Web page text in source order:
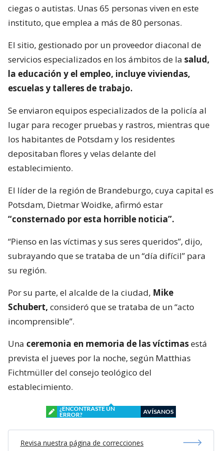
ciegas o autistas. Unas 65 personas viven en este
instituto, que emplea a más de 80 personas.
El sitio, gestionado por un proveedor diaconal de
servicios especializados en los ámbitos de la salud,
la educación y el empleo, incluye viviendas,
escuelas y talleres de trabajo.
Se enviaron equipos especializados de la policía al
lugar para recoger pruebas y rastros, mientras que
los habitantes de Potsdam y los residentes
depositaban flores y velas delante del
establecimiento.
El líder de la región de Brandeburgo, cuya capital es
Potsdam, Dietmar Woidke, afirmó estar
“consternado por esta horrible noticia”.
“Pienso en las víctimas y sus seres queridos”, dijo,
subrayando que se trataba de un “día difícil” para
su región.
Por su parte, el alcalde de la ciudad, Mike
Schubert, consideró que se trataba de un “acto
incomprensible”.
Una ceremonia en memoria de las víctimasestá
prevista el jueves por la noche, según Matthias
Fichtmüller del consejo teológico del
establecimiento.
¿ENCONTRASTE UN
ERROR?
AVÍSANOS
Revisa nuestra página de correcciones